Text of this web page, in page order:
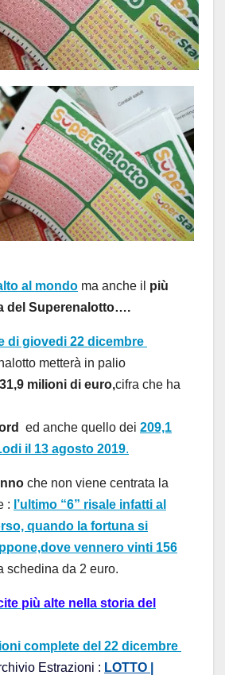
al mondo ma anche il più
del Superenalotto….
di giovedi 22 dicembre
metterà in palio
milioni di euro,cifra che ha
ed anche quello dei 209,1
il 13 agosto 2019.
che non viene centrata la
: l’ultimo “6” risale infatti al
quando la fortuna si
vennero vinti 156
schedina da 2 euro.
più alte nella storia del
complete del 22 dicembre
Estrazioni : LOTTO |